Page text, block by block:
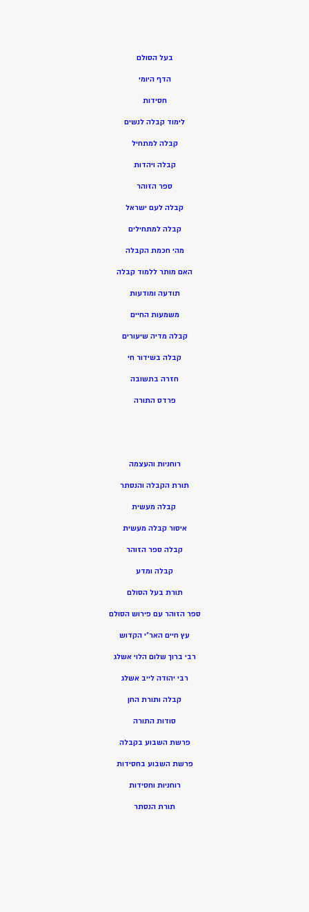
בעל הסולם
הדף היומי
חסידות
לימוד קבלה לנשים
קבלה למתחיל
קבלה ויהדות
ספר הזוהר
קבלה לעם ישראל
קבלה למתחילים
מהי חכמת הקבלה
האם מותר ללמוד קבלה
תודעה ומודעות
משמעות החיים
קבלה מדיה שיעורים
קבלה בשידור חי
חזרה בתשובה
פרדס התורה
רוחניות והעצמה
תורת הקבלה והנסתר
קבלה מעשית
איסור קבלה מעשית
קבלה ספר הזוהר
קבלה ומדע
תורת בעל הסולם
ספר הזוהר עם פירוש הסולם
עץ חיים האר”י הקדוש
רבי ברוך שלום הלוי אשלג
רבי יהודה לייב אשלג
קבלה ותורת החן
סודות התורה
פרשת השבוע בקבלה
פרשת השבוע בחסידות
רוחניות וחסידות
תורת הנסתר